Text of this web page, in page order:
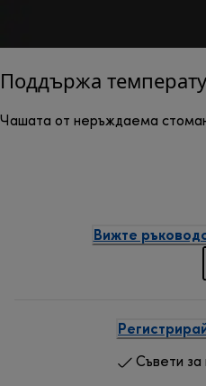
Поддържа
Чашата от неръждаема
Вижте
Съвети за